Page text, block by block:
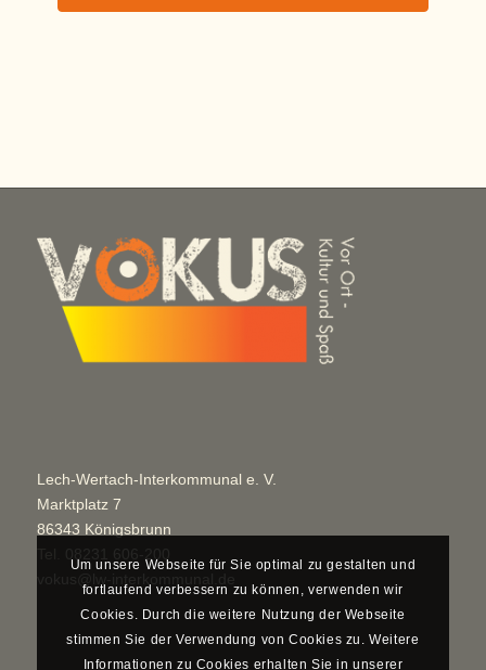
Lech-Wertach-Interkommunal e. V.
Marktplatz 7
86343 Königsbrunn
Um unsere Webseite für Sie optimal zu gestalten und
fortlaufend verbessern zu können, verwenden wir
Cookies. Durch die weitere Nutzung der Webseite
stimmen Sie der Verwendung von Cookies zu. Weitere
Informationen zu Cookies erhalten Sie in unserer